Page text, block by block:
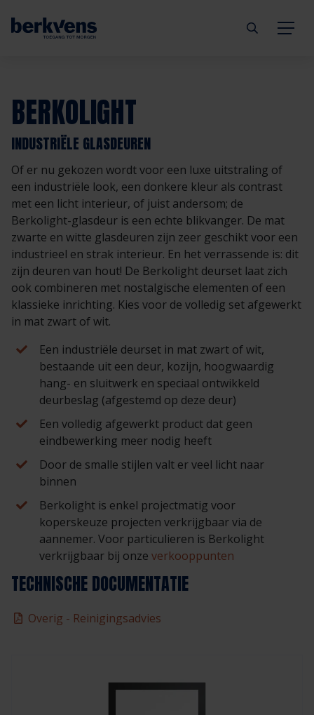
Deuren
Hang- & sluitwerk
Diensten
Technische documentatie
Veelgestelde vragen
Eengezinswoning
Utiliteitsgebouw
Prefab woning
Aannemer
Projectontwikkelaar
Handelspartner
Inbraakwerend
Geluidwerend
Rookwerend
Duurzaamheid
Brochures
Technische documentatie
Veelgestelde vragen
mijndeur.nl
Inspiratie
Verkooppunten
Veelgestelde vragen
Blog
Duurzaamheid
GND Garantiedeuren
Werken bij Berkvens
BERKOLIGHT
INDUSTRIËLE GLASDEUREN
Of er nu gekozen wordt voor een luxe uitstraling of
een industriële look, een donkere kleur als contrast
met een licht interieur, of juist andersom; de
Berkolight-glasdeur is een echte blikvanger. De mat
zwarte en witte glasdeuren zijn zeer geschikt voor een
industrieel en strak interieur. En het verrassende is: dit
zijn deuren van hout! De Berkolight deurset laat zich
ook combineren met nostalgische elementen of een
klassieke inrichting. Kies voor de volledig set afgewerkt
in mat zwart of wit.
Een industriële deurset in mat zwart of wit,
bestaande uit een deur, kozijn, hoogwaardig
hang- en sluitwerk en speciaal ontwikkeld
deurbeslag (afgestemd op deze deur)
Een volledig afgewerkt product dat geen
eindbewerking meer nodig heeft
Door de smalle stijlen valt er veel licht naar
binnen
Berkolight is enkel projectmatig voor
koperskeuze projecten verkrijgbaar via de
aannemer. Voor particulieren is Berkolight
verkrijgbaar bij onze verkooppunten
TECHNISCHE DOCUMENTATIE
Overig - Reinigingsadvies